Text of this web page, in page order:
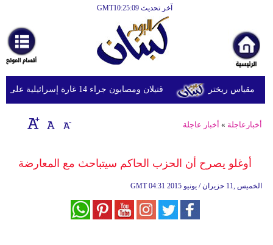
آخر تحديث GMT10:25:09
أخبارعاجلة
رياضة
ثقافة
إقتصاد
وموسيقى
قتيلان ومصابون جراء 14 غارة إسرائيلية على شرق وجنوب لبنان
أخبارعاجلة » أخبار عاجلة
أوغلو يصرح أن الحزب الحاكم سيتباحث مع المعارضة
GMT 04:31 2015 الخميس ,11 حزيران / يونيو